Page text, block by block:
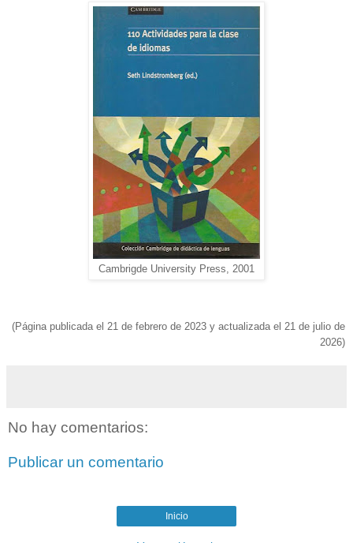
Cambrigde University Press, 2001
(Página publicada el 21 de febrero de 2023 y actualizada el 21 de julio de
2026)
No hay comentarios:
Publicar un comentario
Inicio